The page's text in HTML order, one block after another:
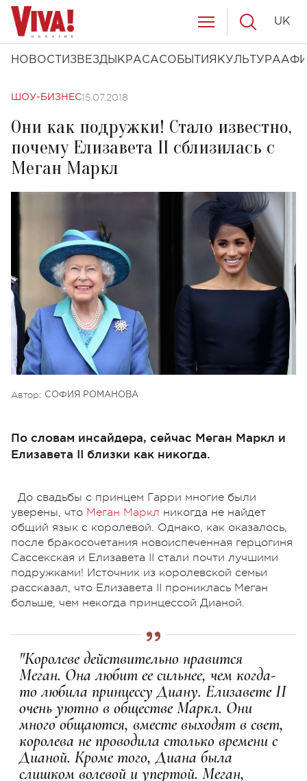
НОВОСТИ ЗВЕЗДЫ КРАСАСОБЫТИЯ КУЛЬТУРА
UK
ШОУ-БИЗНЕС15.07.2018
Они как подружки! Cтало известно,
почему Елизавета II сблизилась с
Меган Маркл
Автор: СОФИЯ РОМАНОВА
По словам инсайдера, сейчас Меган Маркл и
Елизавета II близки как никогда.
До свадьбы с принцем Гарри многие были
уверены, что Меган Маркл никогда не найдет
общий язык с королевой. Однако, как оказалось,
после бракосочетания новоиспеченная герцогиня
Сассекская и Елизавета II стали почти лучшими
подружками! Источник из королевской семьи
рассказал, что Елизавета II прониклась Меган
больше, чем некогда принцессой Дианой.
"Королеве действительно нравится
Меган. Она любит ее сильнее, чем когда-
то любила принцессу Диану. Елизавете II
очень уютно в обществе Маркл. Они
много общаются, вместе выходят в свет,
королева не проводила столько времени с
Дианой. Кроме того, Диана была
слишком волевой и упертой. Меган,